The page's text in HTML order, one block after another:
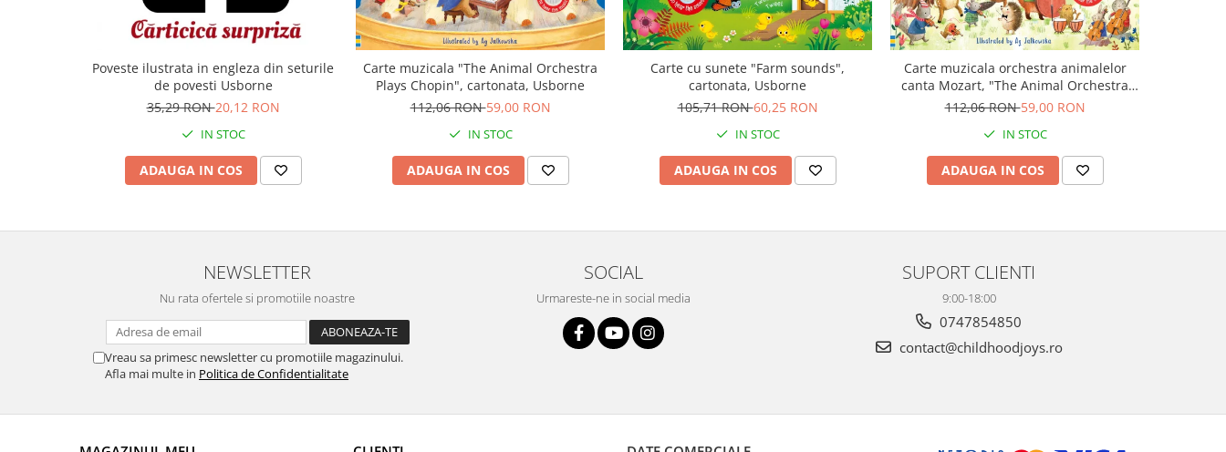
Poveste ilustrata in engleza din seturile
de povesti Usborne
35,29 RON20,12 RON
IN STOC
ADAUGA IN COS
Carte muzicala "The Animal Orchestra
Plays Chopin", cartonata, Usborne
112,06 RON59,00 RON
IN STOC
ADAUGA IN COS
Carte cu sunete "Farm sounds",
cartonata, Usborne
105,71 RON60,25 RON
IN STOC
ADAUGA IN COS
Carte muzicala orchestra animalelor
canta Mozart, "The Animal Orchestra
Plays Mozart", cartonata, Usborne
112,06 RON59,00 RON
IN STOC
ADAUGA IN COS
NEWSLETTER
Nu rata ofertele si promotiile noastre
Vreau sa primesc newsletter cu promotiile magazinului.
Afla mai multe in Politica de Confidentialitate
SOCIAL
Urmareste-ne in social media
SUPORT CLIENTI
9:00-18:00
0747854850
contact@childhoodjoys.ro